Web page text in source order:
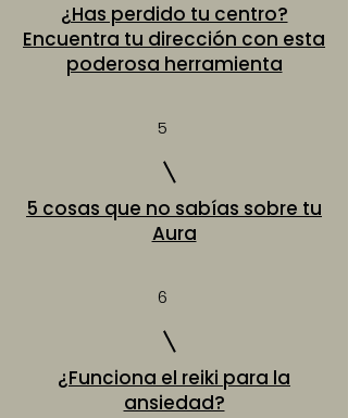
¿Has perdido tu centro?
Encuentra tu dirección con esta
poderosa herramienta
5
5 cosas que no sabías sobre tu
Aura
6
¿Funciona el reiki para la
ansiedad?